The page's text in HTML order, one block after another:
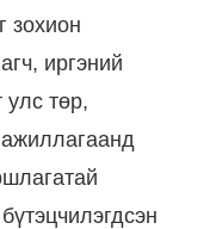
зохион
иргэний
улс төр,